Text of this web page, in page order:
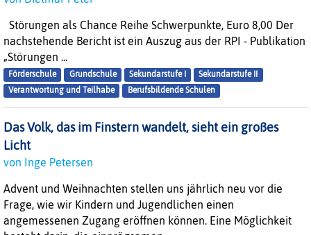
Störungen als Chance Reihe Schwerpunkte, Euro 8,00 Der
nachstehende Bericht ist ein Auszug aus der RPI - Publikation
„Störungen ...
Förderschule Grundschule Sekundarstufe I
Sekundarstufe II
Verantwortung und Teilhabe
Berufsbildende Schulen
Das Volk, das im Finstern wandelt, sieht ein großes
Licht
von Inge Petersen
Advent und Weihnachten stellen uns jährlich neu vor die
Frage, wie wir Kindern und Jugendlichen einen
angemessenen Zugang eröffnen können. Eine Möglichkeit